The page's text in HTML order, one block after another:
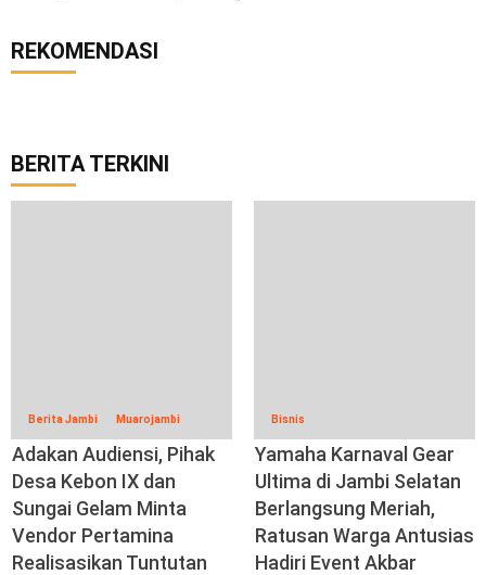
REKOMENDASI
BERITA TERKINI
Berita Jambi Muarojambi
Adakan Audiensi, Pihak
Desa Kebon IX dan
Sungai Gelam Minta
Vendor Pertamina
Realisasikan Tuntutan
Bisnis
Yamaha Karnaval Gear
Ultima di Jambi Selatan
Berlangsung Meriah,
Ratusan Warga Antusias
Hadiri Event Akbar